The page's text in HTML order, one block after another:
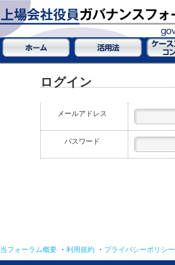
ログイン
メールアドレス
パスワード
当フォーラム概要 ・ 利用規約 ・ プライバシーポリシー